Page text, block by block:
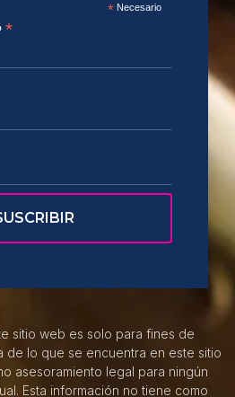
*Necesario
*
sitio web es solo para fines de
de lo que se encuentra en este sitio
asesoramiento legal para ningún
Esta información no tiene como